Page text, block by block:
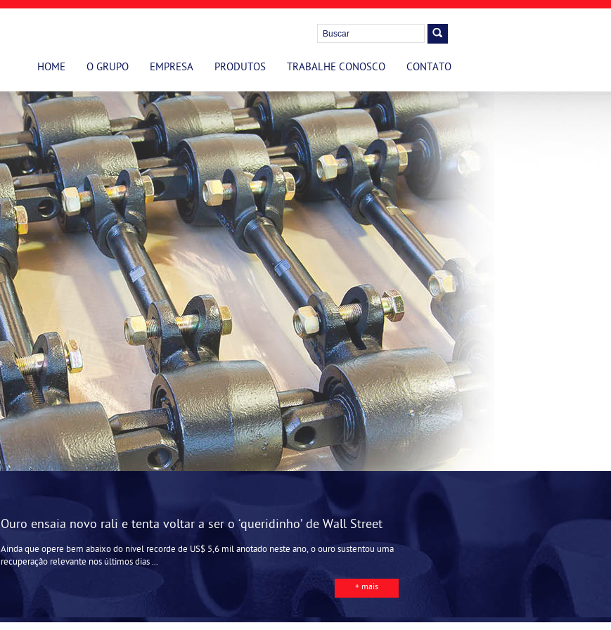
HOME O GRUPO EMPRESA PRODUTOS TRABALHE CONOSCO CONTATO
Ouro ensaia novo rali e tenta voltar a ser o ‘queridinho’ de Wall Street
Ainda que opere bem abaixo do nível recorde de US$ 5,6 mil anotado neste ano, o ouro sustentou uma
recuperação relevante nos últimos dias ...
+ mais